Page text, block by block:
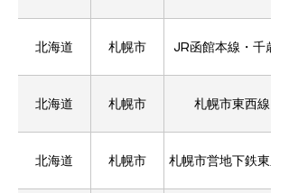
北海道 札幌市 JR函館本線・千歳線
北海道 札幌市 札幌市東西線
北海道 札幌市 札幌市営地下鉄東豊線